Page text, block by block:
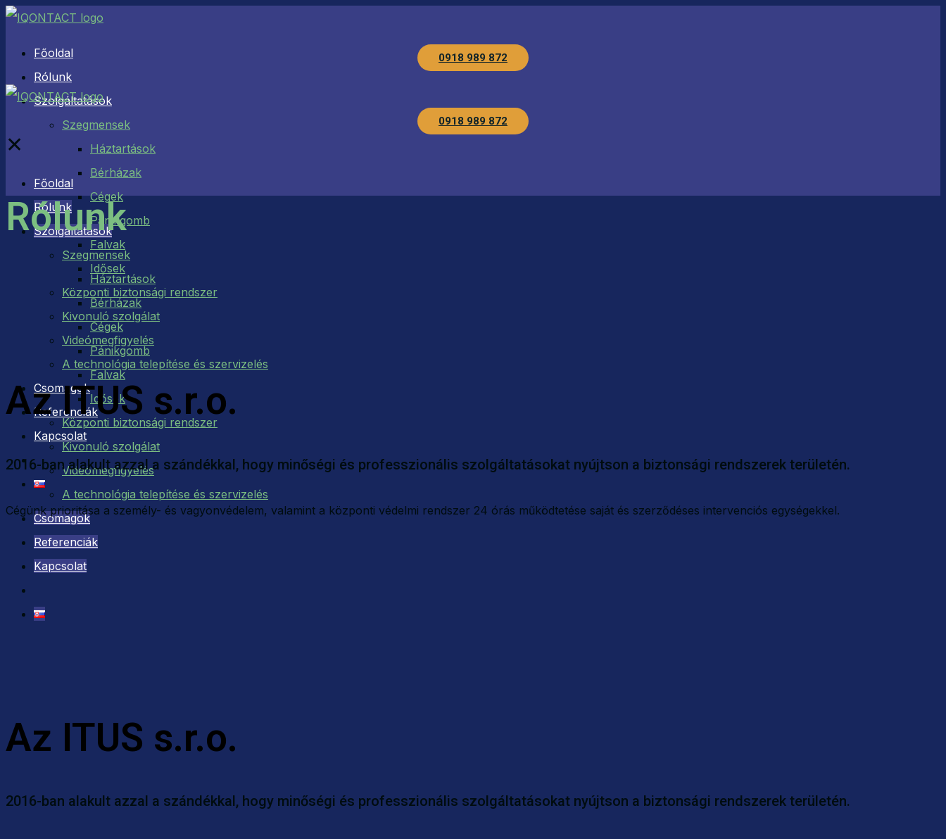
Főoldal
Rólunk
Szolgáltatások
Szegmensek
Háztartások
Bérházak
Cégek
Pánikgomb
Falvak
Idősek
Központi biztonsági rendszer
Kivonuló szolgálat
Videómegfigyelés
A technológia telepítése és szervizelés
Csomagok
Referenciák
Kapcsolat
0918 989 872
0918 989 872
✕
Főoldal
Rólunk
Szolgáltatások
Szegmensek
Háztartások
Bérházak
Cégek
Pánikgomb
Falvak
Idősek
Központi biztonsági rendszer
Kivonuló szolgálat
Videómegfigyelés
A technológia telepítése és szervizelés
Csomagok
Referenciák
Kapcsolat
Rólunk
Az ITUS s.r.o.
2016-ban alakult azzal a szándékkal, hogy minőségi és professzionális szolgáltatásokat nyújtson a biztonsági rendszerek területén.
Cégünk prioritása a személy- és vagyonvédelem, valamint a központi védelmi rendszer 24 órás működtetése saját és szerződéses intervenciós egységekkel.
Az ITUS s.r.o.
2016-ban alakult azzal a szándékkal, hogy minőségi és professzionális szolgáltatásokat nyújtson a biztonsági rendszerek területén.